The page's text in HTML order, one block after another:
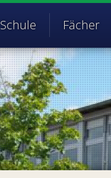
Schule Fächer